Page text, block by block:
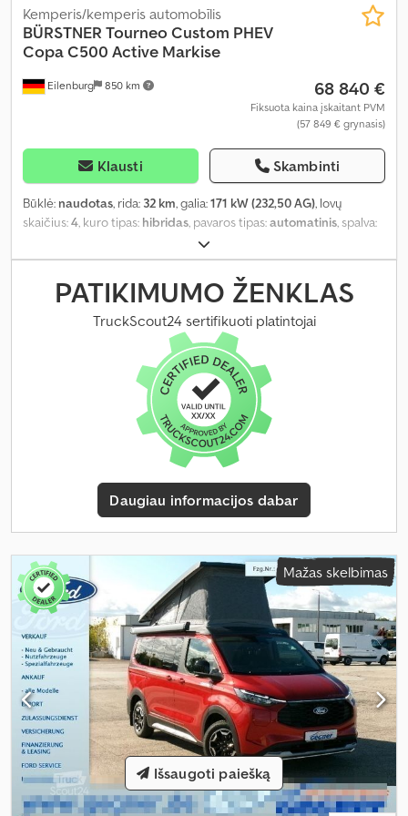
Eilenburg 850 km
Kemperis/kemperis automobīlis
BÜRSTNER Tourneo Custom PHEV
Copa C500 Active Markise
68 840 €
Fiksuota kaina įskaitant PVM
(57 849 € grynasis)
Klausti Skambinti
Būklė: naudotas, rida: 32 km, galia:171 kW (232,50 AG), lovų
skaičius:4, kuro tipas: hibridas, pavaros tipas:automatinis, spalva:
08/2026
bendras plotis:2 275 mm, bendras aukštis:2 055 mm, ašių
konfigūracija:2 ašys, emisijos klasė: Euro 6, bendras svoris: 3 245
, Įranga:ABS, centrinis užraktas, elektroninė stabilumo
programa (ESP), naudoto automobilio garantija, navigacijos
sistema, oro kondicionavimas, suodžių filtras
PATIKIMUMO ŽENKLAS
TruckScout24 sertifikuoti platintojai
Daugiau informacijos dabar
Mažas skelbimas
Išsaugoti paiešką